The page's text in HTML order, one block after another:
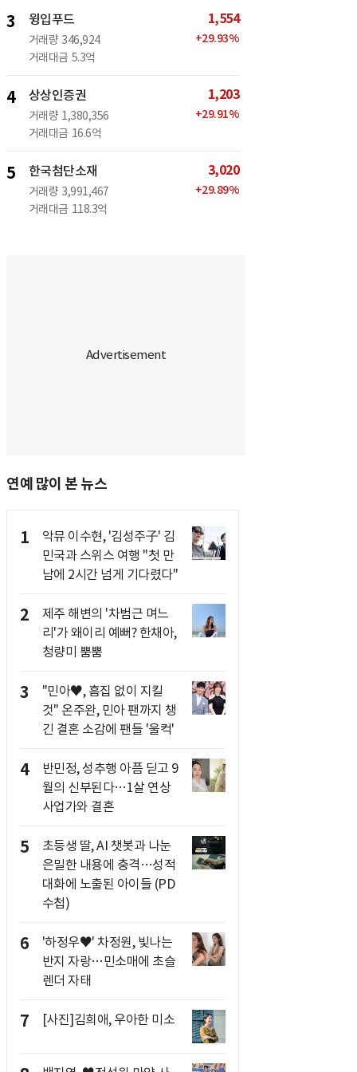
3 윙입푸드
거래량 346,924
거래대금 5.3억
1,554
+29.93%
4 상상인증권
거래량 1,380,356
거래대금 16.6억
1,203
+29.91%
5 한국첨단소재
거래량 3,991,467
거래대금 118.3억
3,020
+29.89%
연예 많이 본 뉴스
1
악뮤 이수현, '김성주子' 김
민국과 스위스 여행 "첫 만
남에 2시간 넘게 기다렸다"
2
제주 해변의 '차범근 며느
리'가 왜이리 예뻐? 한채아,
청량미 뿜뿜
3
"민아♥, 흠집 없이 지킬
것" 온주완, 민아 팬까지 챙
긴 결혼 소감에 팬들 '울컥'
4
반민정, 성추행 아픔 딛고 9
월의 신부된다…1살 연상
사업가와 결혼
5
초등생 딸, AI 챗봇과 나눈
은밀한 내용에 충격…성적
대화에 노출된 아이들 (PD
수첩)
6
'하정우♥' 차정원, 빛나는
반지 자랑…민소매에 초슬
렌더 자태
7 [사진]김희애, 우아한 미소